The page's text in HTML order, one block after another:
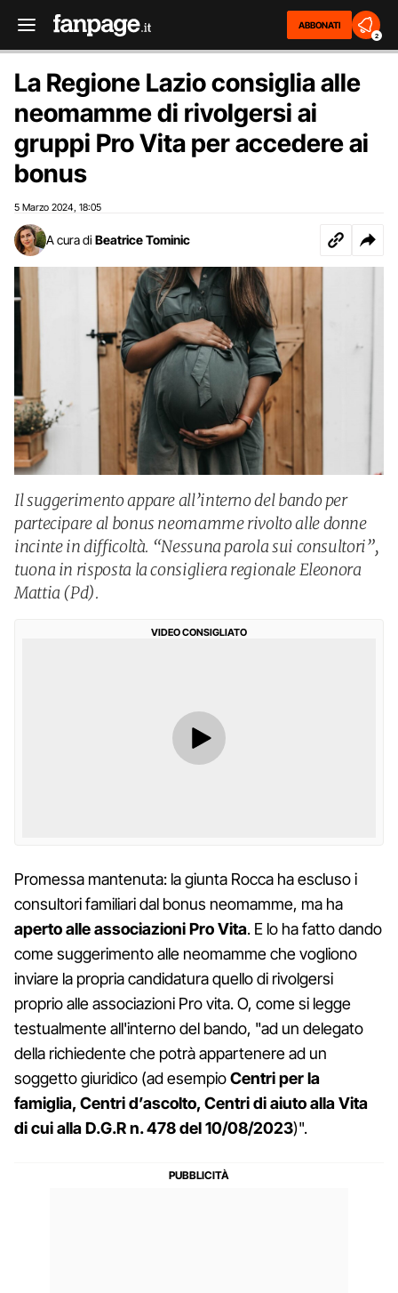
ABBONATI
2
La Regione Lazio consiglia alle
neomamme di rivolgersi ai
gruppi Pro Vita per accedere ai
bonus
5 Marzo 2024 18:05
A cura di Beatrice Tominic
Il suggerimento appare all’interno del bando per
partecipare al bonus neomamme rivolto alle donne
incinte in difficoltà. “Nessuna parola sui consultori”,
tuona in risposta la consigliera regionale Eleonora
Mattia (Pd).
VIDEO CONSIGLIATO
Promessa mantenuta: la giunta Rocca ha escluso i
consultori familiari dal bonus neomamme, ma ha
aperto alle associazioni Pro Vita. E lo ha fatto dando
come suggerimento alle neomamme che vogliono
inviare la propria candidatura quello di rivolgersi
proprio alle associazioni Pro vita. O, come si legge
testualmente all'interno del bando, "ad un delegato
della richiedente che potrà appartenere ad un
soggetto giuridico (ad esempioCentri per la
famiglia, Centri d’ascolto, Centri di aiuto alla Vita
di cui alla D.G.R n. 478 del 10/08/2023)".